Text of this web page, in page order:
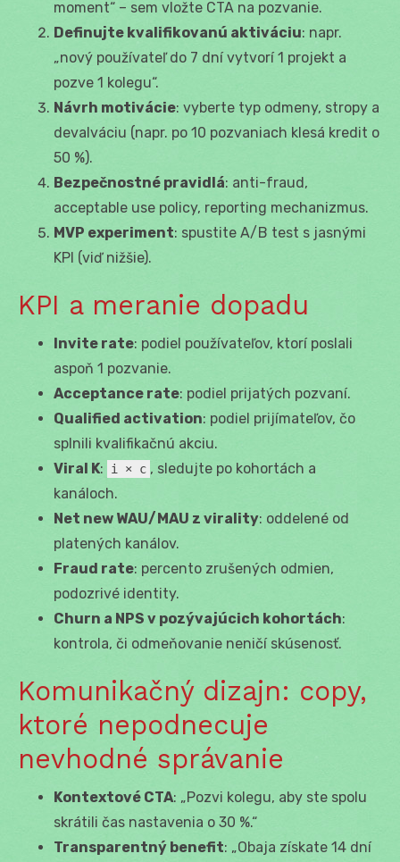
moment“ – sem vložte CTA na pozvanie.
Definujte kvalifikovanú aktiváciu: napr.
„nový používateľ do 7 dní vytvorí 1 projekt a
pozve 1 kolegu“.
Návrh motivácie: vyberte typ odmeny, stropy a
devalváciu (napr. po 10 pozvaniach klesá kredit o
50 %).
Bezpečnostné pravidlá: anti-fraud,
acceptable use policy, reporting mechanizmus.
MVP experiment: spustite A/B test s jasnými
KPI (viď nižšie).
KPI a meranie dopadu
Invite rate: podiel používateľov, ktorí poslali
aspoň 1 pozvanie.
Acceptance rate: podiel prijatých pozvaní.
Qualified activation: podiel prijímateľov, čo
splnili kvalifikačnú akciu.
Viral K: i × c , sledujte po kohortách a
kanáloch.
Net new WAU/MAU z virality: oddelené od
platených kanálov.
Fraud rate: percento zrušených odmien,
podozrivé identity.
Churn a NPS v pozývajúcich kohortách:
kontrola, či odmeňovanie neničí skúsenosť.
Komunikačný dizajn: copy,
ktoré nepodnecuje
nevhodné správanie
Kontextové CTA: „Pozvi kolegu, aby ste spolu
skrátili čas nastavenia o 30 %.“
Transparentný benefit: „Obaja získate 14 dní